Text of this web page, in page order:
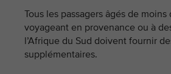
Tous les passagers âgés de moins
voyageant en provenance ou à
l’Afrique du Sud doivent fournir
supplémentaires.